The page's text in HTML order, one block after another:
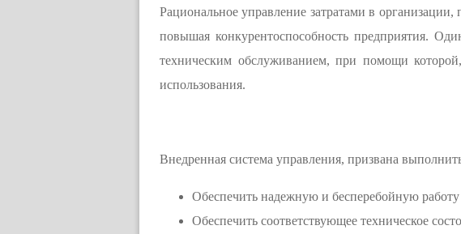
Рациональное управление затратами в
повышая конкурентоспособность предприятия.
техническим обслуживанием, при помощи
использования.
Внедренная система управления, призвана
Обеспечить надежную и бесперебойную работу
Обеспечить соответствующее техническое